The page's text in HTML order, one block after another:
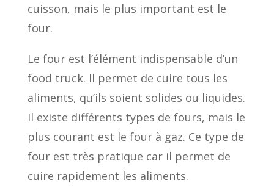
cuisson, mais le plus important est le
four.
Le four est l’élément indispensable d’un
food truck. Il permet de cuire tous les
aliments, qu’ils soient solides ou liquides.
Il existe différents types de fours, mais le
plus courant est le four à gaz. Ce type de
four est très pratique car il permet de
cuire rapidement les aliments.